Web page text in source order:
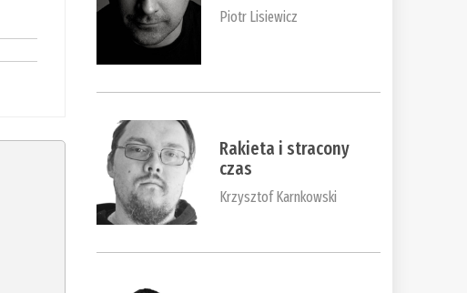
Piotr Lisiewicz
Rakieta i stracony
czas
Krzysztof Karnkowski